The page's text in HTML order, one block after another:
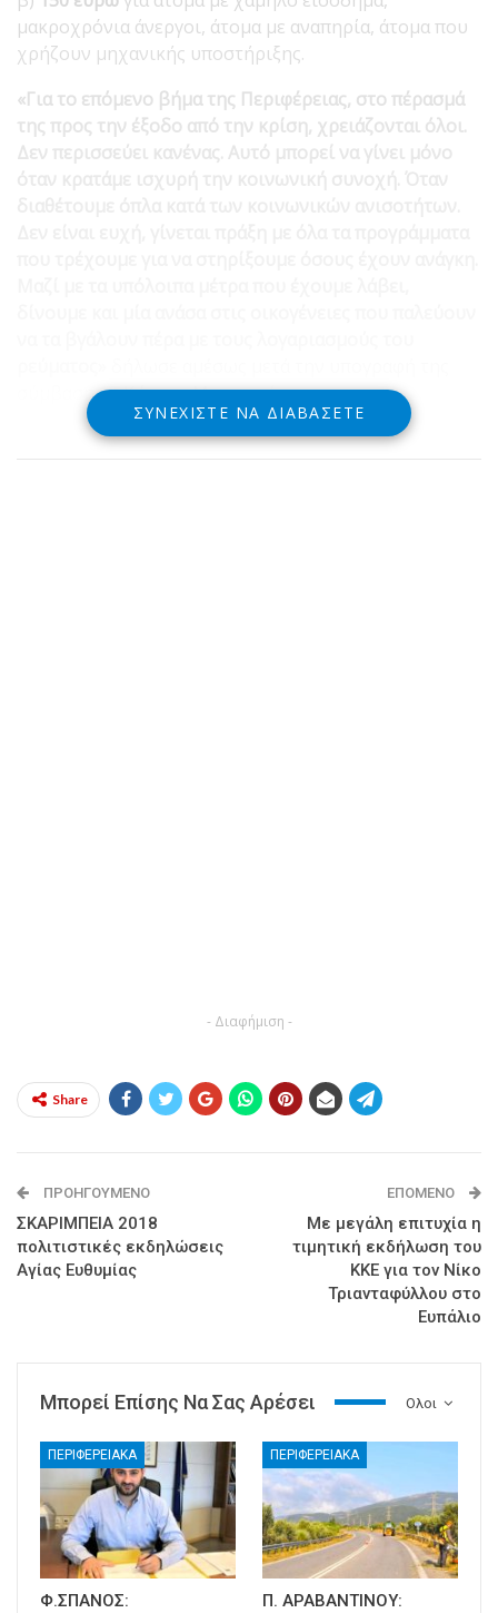
μακροχρόνια άνεργοι, άτομα με αναπηρία, άτομα που
χρήζουν μηχανικής υποστήριξης.
«Για το επόμενο βήμα της Περιφέρειας, στο πέρασμά
της προς την έξοδο από την κρίση, χρειάζονται όλοι.
Δεν περισσεύει κανένας. Αυτό μπορεί να γίνει μόνο
σύμβασης ο Κώστας Μπακογιάννης.
ΣΥΝΕΧΊΣΤΕ ΝΑ ΔΙΑΒΆΣΕΤΕ
- Διαφήμιση -
Share
ΠΡΟΗΓΟΎΜΕΝΟ
ΣΚΑΡΙΜΠΕΙΑ 2018
πολιτιστικές εκδηλώσεις
Αγίας Ευθυμίας
ΕΠΌΜΕΝΟ
Με μεγάλη επιτυχία η
τιμητική εκδήλωση του
ΚΚΕ για τον Νίκο
Τριανταφύλλου στο
Ευπάλιο
Ολοι
Μπορεί Επίσης Να Σας Αρέσει
ΠΕΡΙΦΕΡΕΙΑΚΑ
Φ.ΣΠΑΝΟΣ:
ΠΕΡΙΦΕΡΕΙΑΚΑ
Π. ΑΡΑΒΑΝΤΙΝΟΥ: